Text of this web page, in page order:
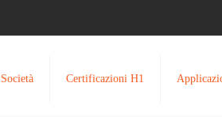
Società Certificazioni H1